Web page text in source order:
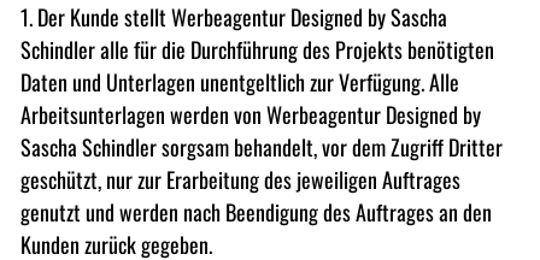
1. Der Kunde stellt Werbeagentur Designed by Sascha
Schindler alle für die Durchführung des Projekts benötigten
Daten und Unterlagen unentgeltlich zur Verfügung. Alle
Arbeitsunterlagen werden von Werbeagentur Designed by
Sascha Schindler sorgsam behandelt, vor dem Zugriff Dritter
geschützt, nur zur Erarbeitung des jeweiligen Auftrages
genutzt und werden nach Beendigung des Auftrages an den
Kunden zurück gegeben.